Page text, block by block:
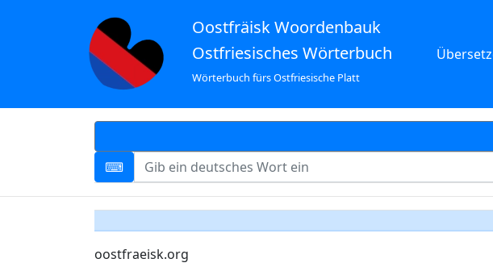
Oostfräisk Woordenbauk
Ostfriesisches Wörterbuch
Wörterbuch fürs Ostfriesische Platt
oostfraeisk.org